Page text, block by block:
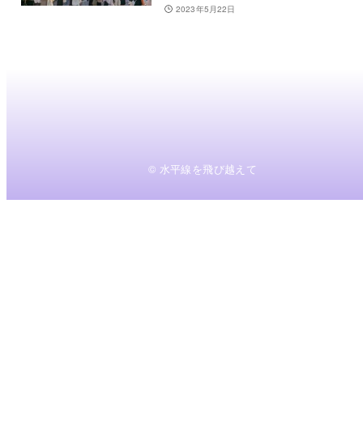
2023年5月22日
© 水平線を飛び越えて